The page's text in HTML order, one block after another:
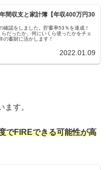
年間収支と家計簿【年収400万円30
確認をしました。貯蓄率53％を達成！
だったか、何にいくら使ったかをチェ
の蓄財に活かします！
2022.01.09
ます。
でFIREできる可能性が高